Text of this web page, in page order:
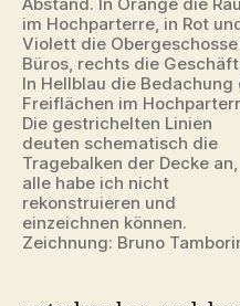
im Hochparterre, in Rot
Violett die
Büros, rechts die
In Hellblau die Bedachung
Freiflächen im
Die gestrichelten Linien
deuten schematisch die
Tragebalken der Decke an,
alle habe ich nicht
rekonstruieren und
einzeichnen können.
Zeichnung: Bruno